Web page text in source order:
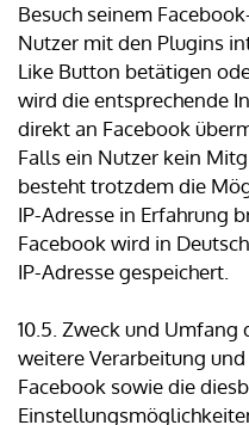
Besuch seinem
Nutzer mit den Plugins
Like Button betätigen
wird die entsprechende
direkt an Facebook
Falls ein Nutzer kein
besteht trotzdem die
IP-Adresse in Erfahrung
Facebook wird in
IP-Adresse gespeichert.
10.5. Zweck und
weitere Verarbeitung
Facebook sowie die